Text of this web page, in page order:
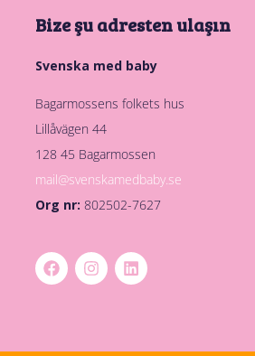
Bize şu adresten ulaşın
Svenska med baby
Bagarmossens folkets hus
Lillåvägen 44
128 45 Bagarmossen
mail@svenskamedbaby.se
Org nr: 802502-7627